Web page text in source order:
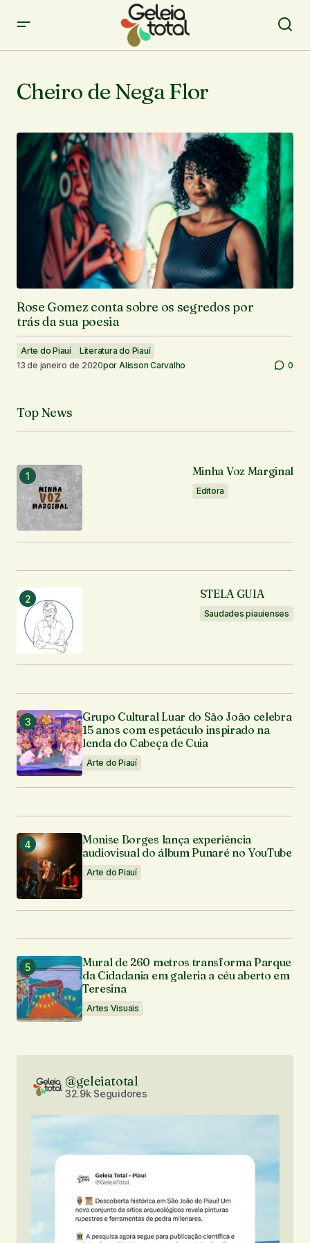
Cheiro de Nega Flor
Rose Gomez conta sobre os segredos por
trás da sua poesia
Arte do Piauí
Literatura do Piauí
13 de janeiro de 2020por Alisson Carvalho 0
Top News
Minha Voz Marginal
Editora
STELA GUIA
Saudades piauienses
Grupo Cultural Luar do São João celebra
15 anos com espetáculo inspirado na
lenda do Cabeça de Cuia
Arte do Piauí
Monise Borges lança experiência
audiovisual do álbum Punaré no YouTube
Arte do Piauí
Mural de 260 metros transforma Parque
da Cidadania em galeria a céu aberto em
Teresina
Artes Visuais
@geleiatotal
32.9k Seguidores